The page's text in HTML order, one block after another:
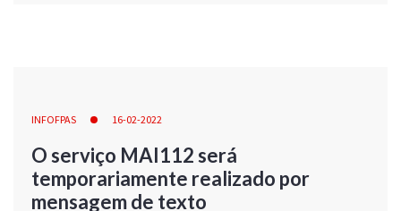
INFOFPAS 16-02-2022
O serviço MAI112 será
temporariamente realizado por
mensagem de texto